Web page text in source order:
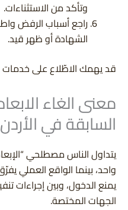
وتأكد من الاستثناءات.
راجع أسباب الرفض
الشهادة أو ظهر قيد.
قد يهمك الاطّلاع على خدمات
معنى الغاء
السابقة في الأردن
يتداول الناس مصطلحي
واحد، بينما الواقع العملي
يمنع الدخول، وبين إجراءات
الجهات المختصة.